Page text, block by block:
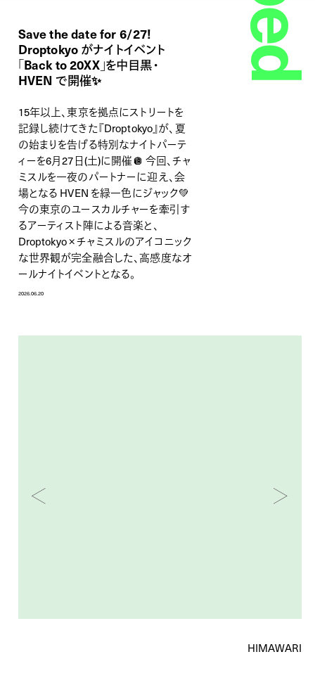
Save the date for 6/27!
Droptokyo がナイトイベント
「Back to 20XX」を中目黒・
HVEN で開催✨
15年以上、東京を拠点にストリートを
記録し続けてきた『Droptokyo』が、夏
の始まりを告げる特別なナイトパーテ
ィーを6月27日(土)に開催🪩 今回、チャ
ミスルを一夜のパートナーに迎え、会
場となる HVEN を緑一色にジャック💚
今の東京のユースカルチャーを牽引す
るアーティスト陣による音楽と、
Droptokyo × チャミスルのアイコニック
な世界観が完全融合した、高感度なオ
ールナイトイベントとなる。
2026.06.20
HIMAWARI